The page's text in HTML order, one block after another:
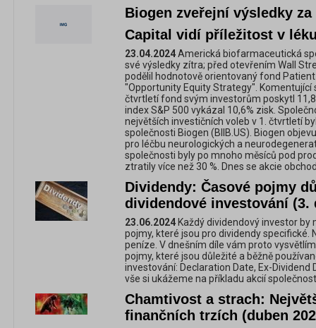
Biogen zveřejní výsledky
Capital vidí příležitost v
23.04.2024Americká biofarmaceutická
své výsledky zítra; před otevřením Wall
podělil hodnotově orientovaný fond
"Opportunity Equity Strategy". Komentující
čtvrtletí fond svým investorům poskytl
index S&P 500 vykázal 10,6% zisk.
největších investičních voleb v 1. čtvrtletí
společnosti Biogen (BIIB.US). Biogen
pro léčbu neurologických a
společnosti byly po mnoho měsíců pod
ztratily více než 30 %. Dnes se akcie
Dividendy: Časové pojmy
dividendové investování (3.
23.06.2024 Každý dividendový investor
pojmy, které jsou pro dividendy
peníze. V dnešním díle vám proto
pojmy, které jsou důležité a běžně
investování: Declaration Date, Ex-Dividend
vše si ukážeme na příkladu akcií
Chamtivost a strach:
finančních trzích (duben